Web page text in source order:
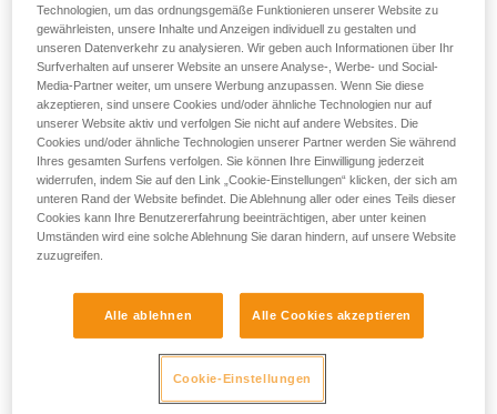
Der Seilabstand ermöglicht es, die Gefahr eines
Spaltensturzes auf einen Seilpartner zu beschränken und
über einen ausreichenden Spielraum zum Halten des
Sturzes zu verfügen.
Jedem Seilpartner muss eine ausreichende Seilreserve
zum Einrichten eines Flaschenzugs zur Verfügung stehen.
Technologien, um das ordnungsgemäße Funktionieren unserer Website zu
gewährleisten, unsere Inhalte und Anzeigen individuell zu gestalten und
unseren Datenverkehr zu analysieren. Wir geben auch Informationen über Ihr
Surfverhalten auf unserer Website an unsere Analyse-, Werbe- und Social-
Media-Partner weiter, um unsere Werbung anzupassen. Wenn Sie diese
akzeptieren, sind unsere Cookies und/oder ähnliche Technologien nur auf
unserer Website aktiv und verfolgen Sie nicht auf andere Websites. Die
Cookies und/oder ähnliche Technologien unserer Partner werden Sie während
Ihres gesamten Surfens verfolgen. Sie können Ihre Einwilligung jederzeit
widerrufen, indem Sie auf den Link „Cookie-Einstellungen“ klicken, der sich am
unteren Rand der Website befindet. Die Ablehnung aller oder eines Teils dieser
Cookies kann Ihre Benutzererfahrung beeinträchtigen, aber unter keinen
Umständen wird eine solche Ablehnung Sie daran hindern, auf unsere Website
zuzugreifen.
Alle ablehnen Alle Cookies akzeptieren
Cookie-Einstellungen